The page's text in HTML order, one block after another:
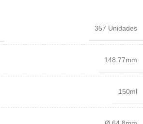
357 Unidades
148.77mm
150ml